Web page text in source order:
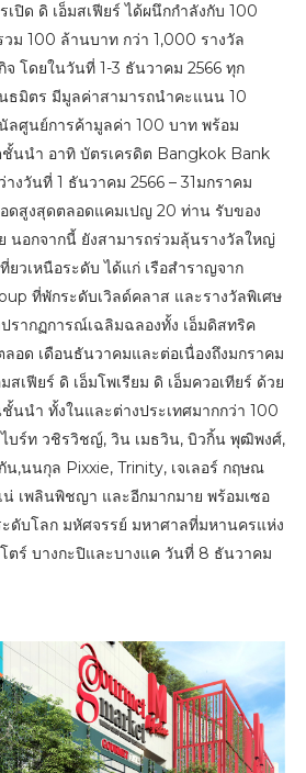
ปิด ดิ เอ็มสเฟียร์ ได้ผนึกกำลังกับ 100
ม 100 ล้านบาท กว่า 1,000 รางวัล
โดยในวันที่ 1-3 ธันวาคม 2566 ทุก
ธมิตร มีมูลค่าสามารถนำคะแนน 10
ศูนย์การค้ามูลค่า 100 บาท พร้อม
นนำ อาทิ บัตรเครดิต Bangkok Bank
งวันที่ 1 ธันวาคม 2566 – 31มกราคม
ดสูงสุดตลอดแคมเปญ 20 ท่าน รับของ
นอกจากนี้ ยังสามารถร่วมลุ้นรางวัลใหญ่
ยวเหนือระดับ ได้แก่ เรือสำราญจาก
ที่พักระดับเวิลด์คลาส และรางวัลพิเศษ
รากฏการณ์เฉลิมฉลองทั้ง เอ็มดิสทริค
ลอด เดือนธันวาคมและต่อเนื่องถึงมกราคม
เฟียร์ ดิ เอ็มโพเรียม ดิ เอ็มควอเทียร์ ด้วย
นนำ ทั้งในและต่างประเทศมากกว่า 100
บร์ท วชิรวิชญ์, วิน เมธวิน, บิวกิ้น พุฒิพงศ์,
,นนกุล Pixxie, Trinity, เจเลอร์ กฤษณ
เพลินพิชญา และอีกมากมาย พร้อมเซอ
ดับโลก มหัศจรรย์ มหาศาลที่มหานครแห่ง
ตร์ บางกะปิและบางแค วันที่ 8 ธันวาคม